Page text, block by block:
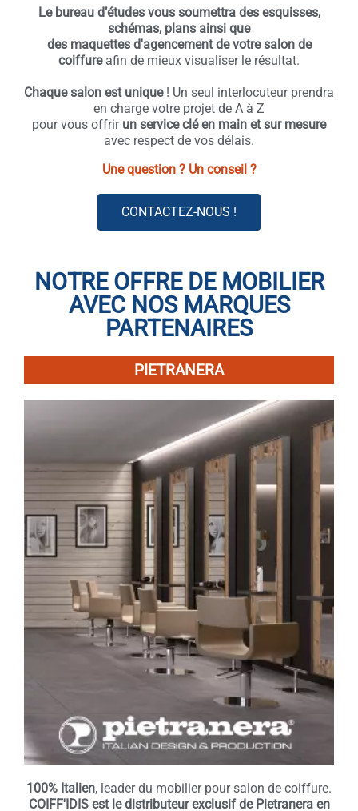
Le bureau d’études vous soumettra des esquisses,
schémas, plans ainsi que
des maquettes d'agencement de votre salon de
coiffureafin de mieux visualiser le résultat.
Chaque salon est unique! Un seul interlocuteur prendra
en charge votre projet de A à Z
pour vous offrir un service clé en main et sur mesure
avec respect de vos délais.
Une question ? Un conseil ?
CONTACTEZ-NOUS !
NOTRE OFFRE DE MOBILIER
AVEC NOS MARQUES
PARTENAIRES
PIETRANERA
100% Italien, leader du mobilier pour salon de coiffure.
COIFF'IDIS est le distributeur exclusif de Pietranera en